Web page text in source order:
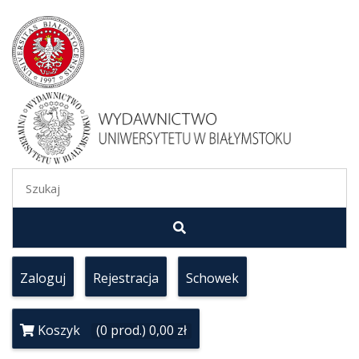
Zaloguj Rejestracja Schowek
Koszyk (0 prod.) 0,00 zł